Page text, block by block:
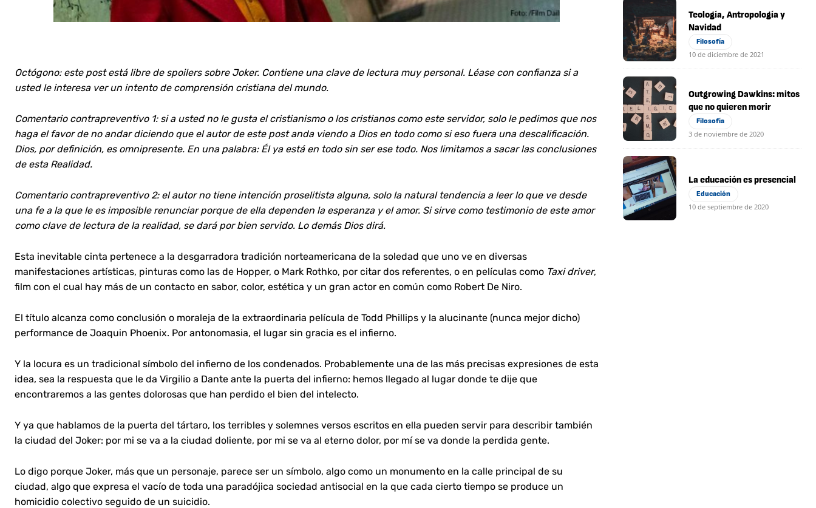
Octógono: este post está libre de spoilers sobre Joker. Contiene una clave de lectura muy personal. Léase con confianza si a
usted le interesa ver un intento de comprensión cristiana del mundo.
Comentario contrapreventivo 1: si a usted no le gusta el cristianismo o los cristianos como este servidor, solo le pedimos que nos
haga el favor de no andar diciendo que el autor de este post anda viendo a Dios en todo como si eso fuera una descalificación.
Dios, por definición, es omnipresente. En una palabra: Él ya está en todo sin ser ese todo. Nos limitamos a sacar las conclusiones
de esta Realidad.
Comentario contrapreventivo 2: el autor no tiene intención proselitista alguna, solo la natural tendencia a leer lo que ve desde
una fe a la que le es imposible renunciar porque de ella dependen la esperanza y el amor. Si sirve como testimonio de este amor
como clave de lectura de la realidad, se dará por bien servido. Lo demás Dios dirá.
Esta inevitable cinta pertenece a la desgarradora tradición norteamericana de la soledad que uno ve en diversas
manifestaciones artísticas, pinturas como las de Hopper, o Mark Rothko, por citar dos referentes, o en películas como Taxi driver,
film con el cual hay más de un contacto en sabor, color, estética y un gran actor en común como Robert De Niro.
El título alcanza como conclusión o moraleja de la extraordinaria película de Todd Phillips y la alucinante (nunca mejor dicho)
performance de Joaquin Phoenix. Por antonomasia, el lugar sin gracia es el infierno.
Y la locura es un tradicional símbolo del infierno de los condenados. Probablemente una de las más precisas expresiones de esta
idea, sea la respuesta que le da Virgilio a Dante ante la puerta del infierno: hemos llegado al lugar donde te dije que
encontraremos a las gentes dolorosas que han perdido el bien del intelecto.
Y ya que hablamos de la puerta del tártaro, los terribles y solemnes versos escritos en ella pueden servir para describir también
la ciudad del Joker: por mi se va a la ciudad doliente, por mi se va al eterno dolor, por mí se va donde la perdida gente.
Lo digo porque Joker, más que un personaje, parece ser un símbolo, algo como un monumento en la calle principal de su
ciudad, algo que expresa el vacío de toda una paradójica sociedad antisocial en la que cada cierto tiempo se produce un
homicidio colectivo seguido de un suicidio.
Teología, Antropología y
Navidad
Filosofía
10 de diciembre de 2021
Outgrowing Dawkins: mitos
que no quieren morir
Filosofía
3 de noviembre de 2020
La educación es presencial
Educación
10 de septiembre de 2020